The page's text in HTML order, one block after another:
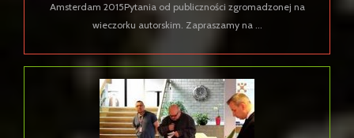
Amsterdam 2015Pytania od publiczności zgromadzonej na
wieczorku autorskim. Zapraszamy na ...